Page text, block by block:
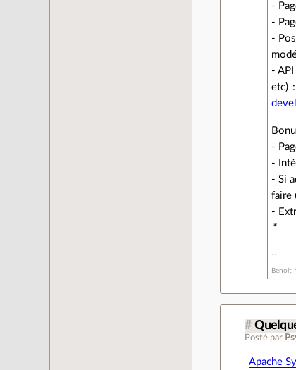
-
-
-
-
etc)
-
-
- Si
faire
-
*
Benoit
#
Posté par
Apache